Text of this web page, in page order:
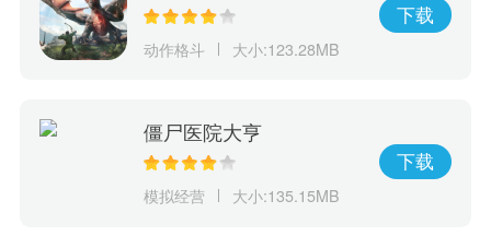
动作格斗 大小:123.28MB
下载
僵尸医院大亨
模拟经营 大小:135.15MB
下载